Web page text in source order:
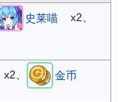
史莱喵 x2、
x2、
金币